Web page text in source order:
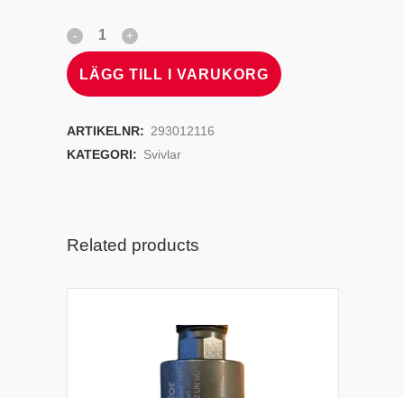
LÄGG TILL I VARUKORG
ARTIKELNR: 293012116
KATEGORI: Svivlar
Related products